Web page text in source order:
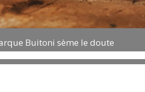
Buitoni sème le doute